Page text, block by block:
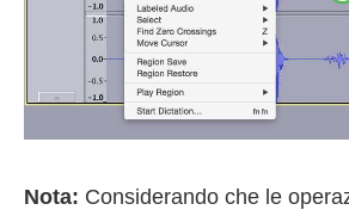
Nota: Considerando che le